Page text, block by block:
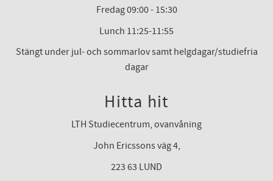
Fredag 09:00 - 15:30
Lunch 11:25-11:55
Stängt under jul- och sommarlov samt helgdagar/studiefria
dagar
Hitta hit
LTH Studiecentrum, ovanvåning
John Ericssons väg 4,
223 63 LUND